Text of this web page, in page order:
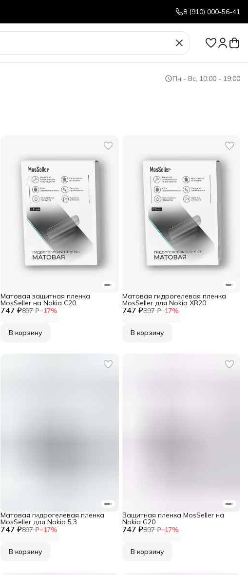
8 (910) 000-56-41
Пн - Вс, 10:00 - 19:00
747 ₽897 ₽−17%
Матовая защитная пленка
MosSeller на Nokia C20
гидрогелевая
В корзину
747 ₽897 ₽−17%
Матовая гидрогелевая пленка
MosSeller для Nokia XR20
В корзину
747 ₽897 ₽−17%
Матовая гидрогелевая пленка
MosSeller для Nokia 5.3
В корзину
747 ₽897 ₽−17%
Защитная пленка MosSeller на
Nokia G20
В корзину